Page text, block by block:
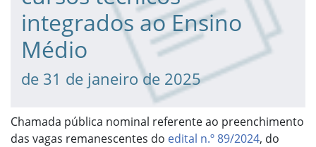
integrados ao Ensino
Médio
de 31 de janeiro de 2025
Chamada pública nominal referente ao preenchimento
das vagas remanescentes do edital n.º 89/2024, do